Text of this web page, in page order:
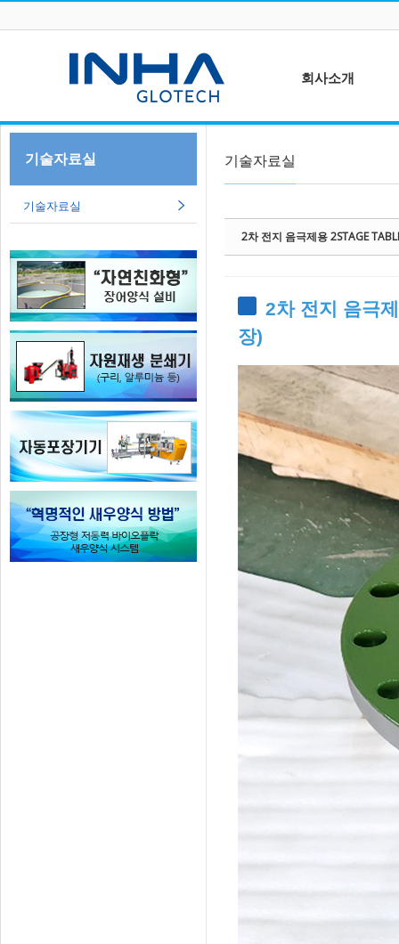
회사소개
회사연혁
기술자료실
기술자료실
기술자료실
2차 전지 음극제용 2STAGE
2차 전지 음극
장)
Sketchbook5, 스케치북5
Sketchbook5, 스케치북5